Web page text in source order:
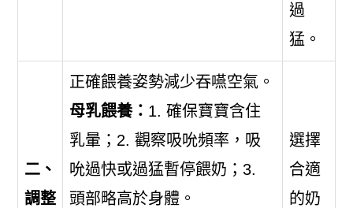
過
猛。
二、
調整
正確餵養姿勢減少吞嚥空氣。
母乳餵養： 1. 確保寶寶含住
乳暈；2. 觀察吸吮頻率，吸
吮過快或過猛暫停餵奶；3.
頭部略高於身體。
選擇
合適
的奶